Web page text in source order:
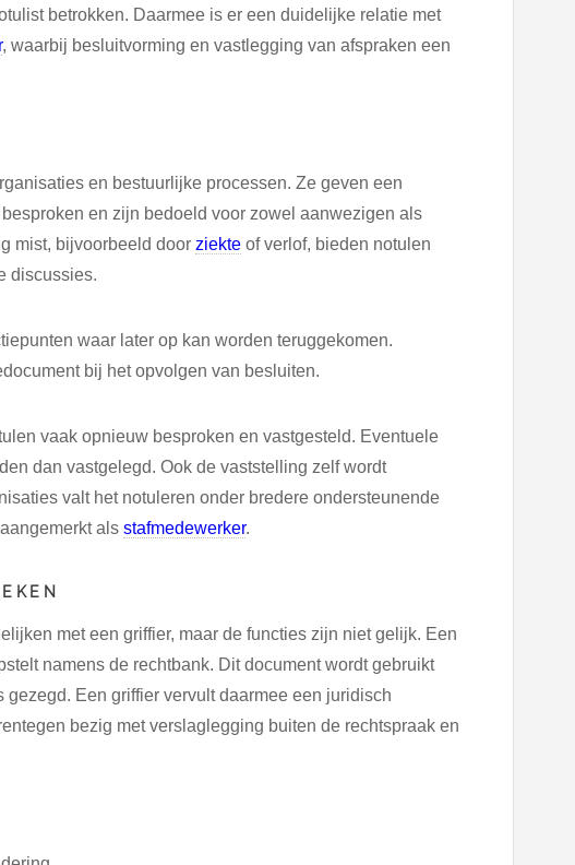
betrokken. Daarmee is er een duidelijke relatie met
, waarbij besluitvorming en vastlegging van afspraken een
en bestuurlijke processen. Ze geven een
en zijn bedoeld voor zowel aanwezigen als
mist, bijvoorbeeld door ziekte of verlof, bieden notulen
discussies.
waar later op kan worden teruggekomen.
bij het opvolgen van besluiten.
vaak opnieuw besproken en vastgesteld. Eventuele
dan vastgelegd. Ook de vaststelling zelf wordt
valt het notuleren onder bredere ondersteunende
als stafmedewerker.
met een griffier, maar de functies zijn niet gelijk. Een
namens de rechtbank. Dit document wordt gebruikt
Een griffier vervult daarmee een juridisch
bezig met verslaglegging buiten de rechtspraak en